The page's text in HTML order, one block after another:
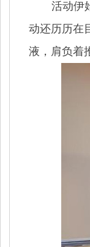
活动伊
动还历历在
液，肩负着